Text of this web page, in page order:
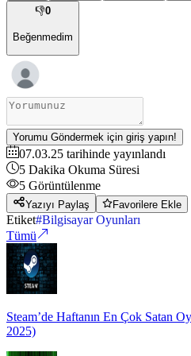
👎0
Beğenmedim
Yorumu Göndermek için giriş yapın!
07.03.25 tarihinde yayınlandı
5 Dakika Okuma Süresi
5 Görüntülenme
Yazıyı Paylaş Favorilere Ekle
Etiket#Bilgisayar Oyunları
Tümü
Steam’de Haftanın En Çok Satan
2025)